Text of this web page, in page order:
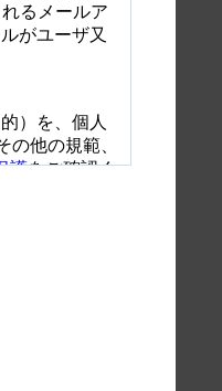
るメールア
がユーザ又
）を、個人
他の規範、
護をご確認く